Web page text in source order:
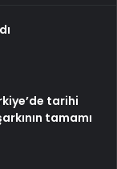
tarihi
tamamı